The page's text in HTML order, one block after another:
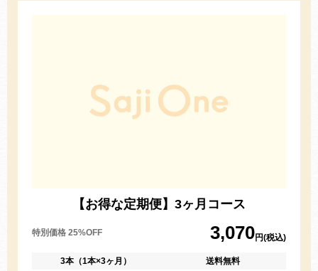
【お得な定期便】3ヶ月コース
特別価格 25%OFF 3,070円(税込)
3本（1本×3ヶ月） 送料無料